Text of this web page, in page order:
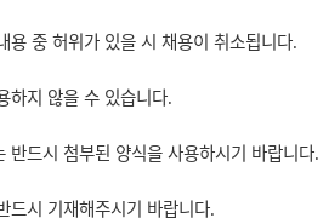
용 중 허위가 있을 시 채용이 취소됩니다.
하지 않을 수 있습니다.
반드시 첨부된 양식을 사용하시기 바랍니다.
드시 기재해주시기 바랍니다.